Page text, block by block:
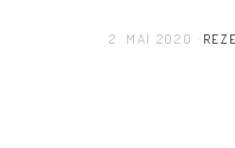
2. MAI 2020